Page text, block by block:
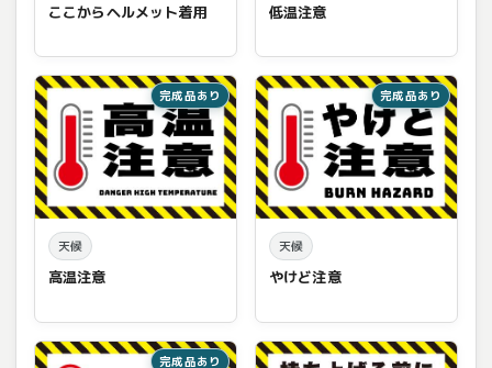
ここからヘルメット着用 低温注意
完成品あり
天候
高温注意
完成品あり
天候
やけど注意
完成品あり